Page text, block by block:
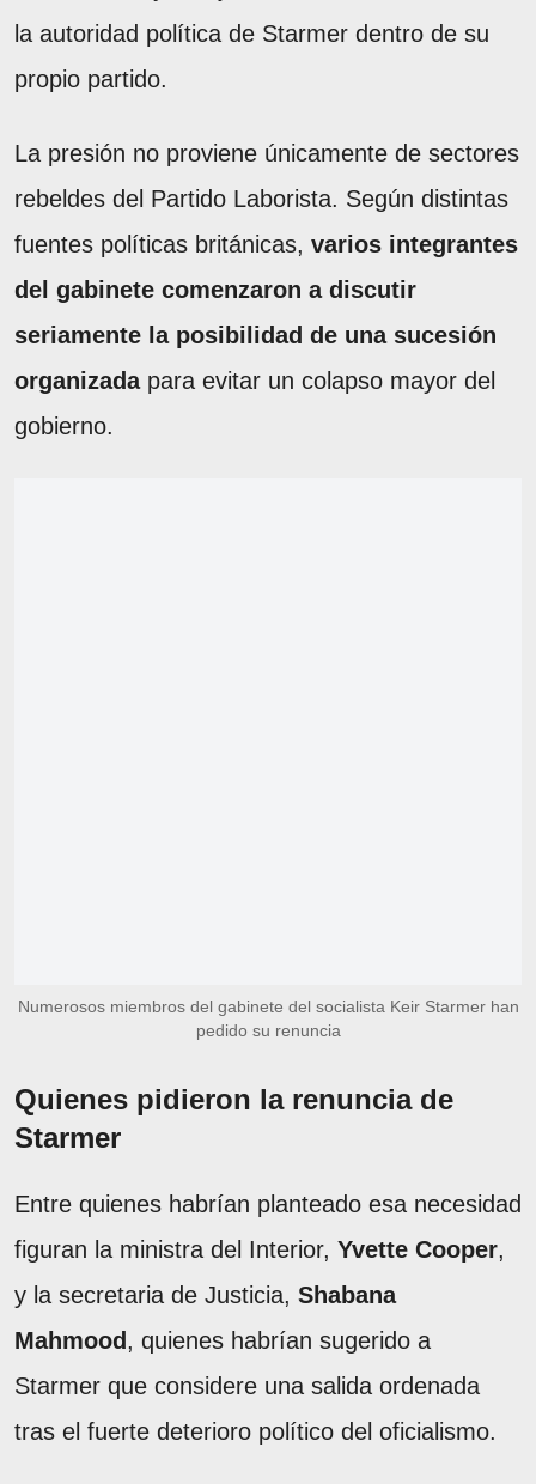
la autoridad política de Starmer dentro de su
propio partido.
La presión no proviene únicamente de sectores
rebeldes del Partido Laborista. Según distintas
fuentes políticas británicas, varios integrantes
del gabinete comenzaron a discutir
seriamente la posibilidad de una sucesión
organizadapara evitar un colapso mayor del
gobierno.
Numerosos miembros del gabinete del socialista Keir Starmer han
pedido su renuncia
Quienes pidieron la renuncia de
Starmer
Entre quienes habrían planteado esa necesidad
figuran la ministra del Interior, Yvette Cooper,
y la secretaria de Justicia, Shabana
Mahmood , quienes habrían sugerido a
Starmer que considere una salida ordenada
tras el fuerte deterioro político del oficialismo.